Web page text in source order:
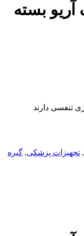
بسته
تنفسی دارند
, تجهیزات پزشکی, گیره